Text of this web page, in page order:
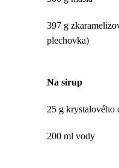
397 g
plechovka)
Na sirup
25 g krystalového
200 ml vody